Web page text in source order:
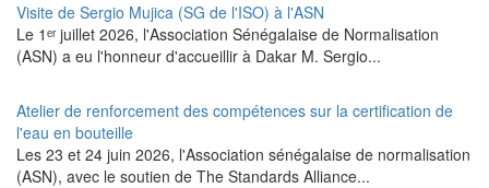
Visite de Sergio Mujica (SG de l'ISO) à l'ASN
Le 1ᵉʳ juillet 2026, l'Association Sénégalaise de Normalisation
(ASN) a eu l'honneur d'accueillir à Dakar M. Sergio...
Atelier de renforcement des compétences sur la certification de
l'eau en bouteille
Les 23 et 24 juin 2026, l'Association sénégalaise de normalisation
(ASN), avec le soutien de The Standards Alliance...